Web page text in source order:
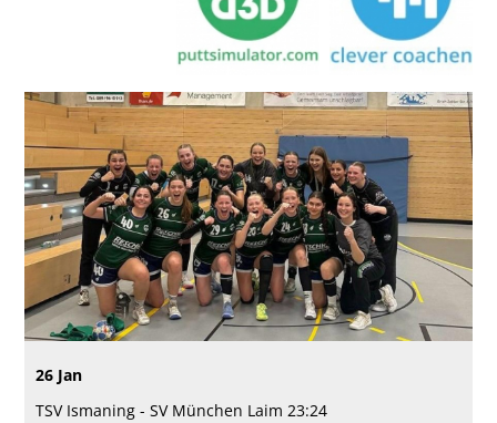
Downloads
Webshop
Förderverein
SV München-Laim
26 Jan
TSV Ismaning - SV München Laim 23:24